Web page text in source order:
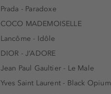
Prada - Paradoxe
COCO MADEMOISELLE
Lancôme - Idôle
DIOR - J’ADORE
Jean Paul Gaultier - Le Male
Yves Saint Laurent - Black Opium